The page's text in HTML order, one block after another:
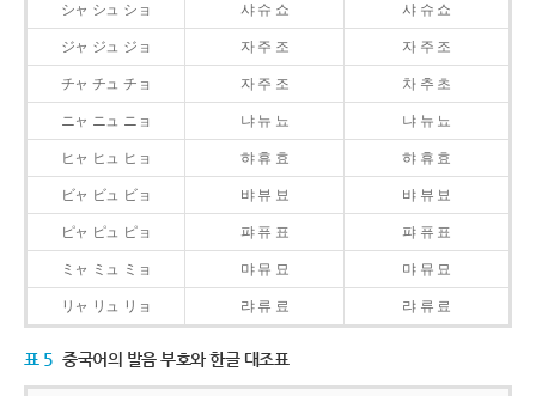
シャ シュ ショ 샤 슈 쇼 샤 슈 쇼
ジャ ジュ ジョ 자 주 조 자 주 조
チャ チュ チョ 자 주 조 차 추 초
ニャ ニュ ニョ 냐 뉴 뇨 냐 뉴 뇨
ヒャ ヒュ ヒョ 햐 휴 효 햐 휴 효
ビャ ビュ ビョ 뱌 뷰 뵤 뱌 뷰 뵤
ピャ ピュ ピョ 퍄 퓨 표 퍄 퓨 표
ミャ ミュ ミョ 먀 뮤 묘 먀 뮤 묘
リャ リュ リョ 랴 류 료 랴 류 료
표 5 중국어의 발음 부호와 한글 대조표